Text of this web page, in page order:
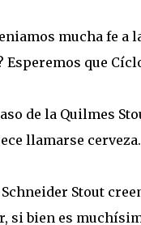
mucha fe a
Esperemos que
de la Quilmes
llamarse cerveza.
Schneider Stout
si bien es